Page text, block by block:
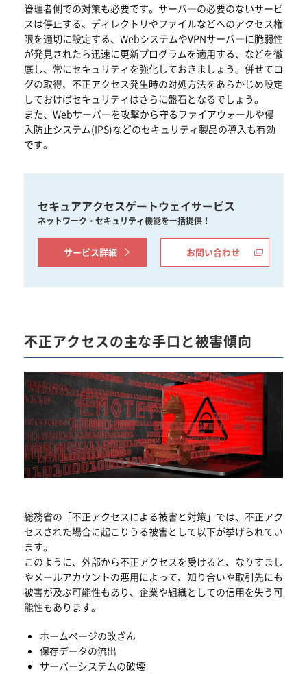
管理者側での対策も必要です。サーバ―の必要のないサービ
スは停止する、ディレクトリやファイルなどへのアクセス権
限を適切に設定する、WebシステムやVPNサーバ―に脆弱性
が発見されたら迅速に更新プログラムを適用する、などを徹
底し、常にセキュリティを強化しておきましょう。併せてロ
グの取得、不正アクセス発生時の対処方法をあらかじめ設定
しておけばセキュリティはさらに盤石となるでしょう。
また、Webサーバ―を攻撃から守るファイアウォールや侵
入防止システム(IPS)などのセキュリティ製品の導入も有効
です。
セキュアアクセスゲートウェイサービス
ネットワーク・セキュリティ機能を一括提供！
サービス詳細 お問い合わせ
不正アクセスの主な手口と被害傾向
総務省の「不正アクセスによる被害と対策」では、不正アク
セスされた場合に起こりうる被害として以下が挙げられてい
ます。
このように、外部から不正アクセスを受けると、なりすまし
やメールアカウントの悪用によって、知り合いや取引先にも
被害が及ぶ可能性もあり、企業や組織としての信用を失う可
能性もあります。
ホームページの改ざん
保存データの流出
サーバーシステムの破壊